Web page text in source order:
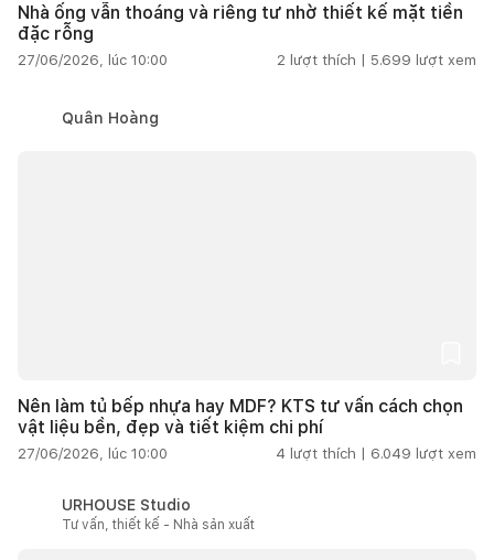
Nhà ống vẫn thoáng và riêng tư nhờ thiết kế mặt tiền
đặc rỗng
27/06/2026, lúc 10:00 2 lượt thích | 5.699 lượt xem
Quân Hoàng
Nên làm tủ bếp nhựa hay MDF? KTS tư vấn cách chọn
vật liệu bền, đẹp và tiết kiệm chi phí
27/06/2026, lúc 10:00 4 lượt thích | 6.049 lượt xem
URHOUSE Studio
Tư vấn, thiết kế - Nhà sản xuất